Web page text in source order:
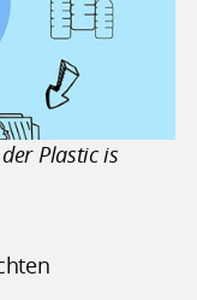
Plastic is